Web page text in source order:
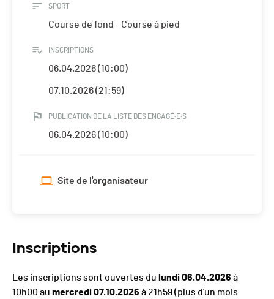
SPORT
Course de fond - Course à pied
INSCRIPTIONS
06.04.2026 (10:00)
07.10.2026 (21:59)
PUBLICATION DE LA LISTE DES ENGAGÉ·E·S
06.04.2026 (10:00)
Site de l'organisateur
Inscriptions
Les inscriptions sont ouvertes du lundi 06.04.2026 à
10h00 au mercredi 07.10.2026 à 21h59(plus d'un mois